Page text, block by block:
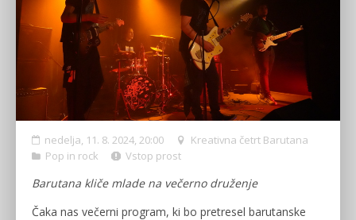
nedelja, 11. 8. 2024, 20:00
Kreativna četrt Barutana
Pop in rock
Vstop prost
Barutana kliče mlade na večerno druženje
Čaka nas večerni program, ki bo pretresel barutanske